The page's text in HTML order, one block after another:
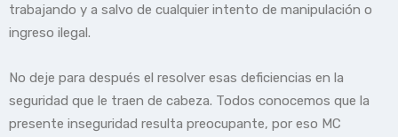
trabajando y a salvo de cualquier intento de manipulación o
ingreso ilegal.
No deje para después el resolver esas deficiencias en la
seguridad que le traen de cabeza. Todos conocemos que la
presente inseguridad resulta preocupante, por eso MC